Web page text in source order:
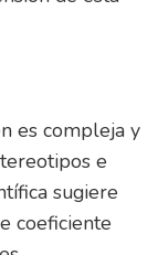
es compleja y
e
sugiere
coeficiente